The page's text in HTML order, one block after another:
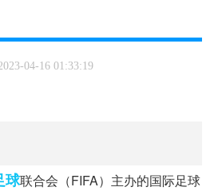
04-16 01:33:19
球联合会（FIFA）主办的国际足球